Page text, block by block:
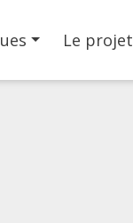
Le projet